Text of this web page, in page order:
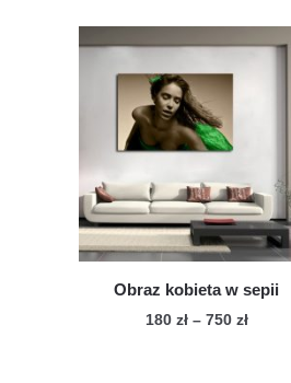
290 zł
do
produkt
ma
wiele
wariantów.
Opcje
można
wybrać
na
stronie
Obraz kobieta w sepii
180 zł – 750 złZakres